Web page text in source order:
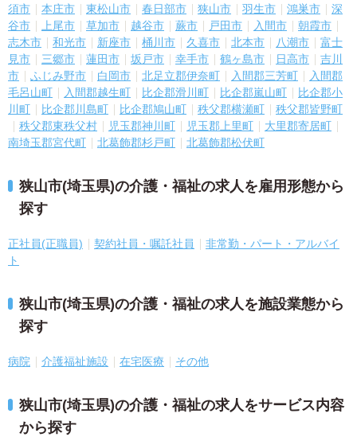
須市
本庄市 東松山市 春日部市 狭山市 羽生市 鴻巣市
深
谷市
上尾市 草加市 越谷市 蕨市 戸田市 入間市
朝霞市
志木市
和光市 新座市 桶川市 久喜市 北本市 八潮市
富士
見市
三郷市 蓮田市 坂戸市 幸手市 鶴ヶ島市 日高市
吉川
市
ふじみ野市 白岡市 北足立郡伊奈町 入間郡三芳町
入間郡
毛呂山町
入間郡越生町 比企郡滑川町 比企郡嵐山町
比企郡小
川町
比企郡川島町 比企郡鳩山町 秩父郡横瀬町
秩父郡皆野町
秩父郡東秩父村
児玉郡神川町 児玉郡上里町
大里郡寄居町
南埼玉郡宮代町
北葛飾郡杉戸町 北葛飾郡松伏町
狭山市(埼玉県)の介護・福祉の求人を雇用形態から
探す
正社員(正職員) 契約社員・嘱託社員
非常勤・パート・アルバイ
ト
狭山市(埼玉県)の介護・福祉の求人を施設業態から
探す
病院 介護福祉施設 在宅医療 その他
狭山市(埼玉県)の介護・福祉の求人をサービス内容
から探す